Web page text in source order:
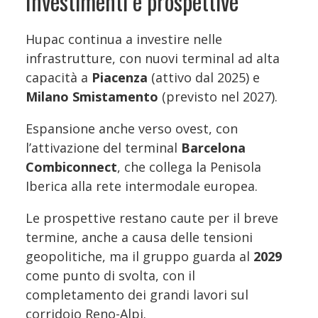
Hupac continua a investire nelle
infrastrutture, con nuovi terminal ad alta
capacità a Piacenza (attivo dal 2025) e
Milano Smistamento (previsto nel 2027).
Espansione anche verso ovest, con
l’attivazione del terminal Barcelona
Combiconnect, che collega la Penisola
Iberica alla rete intermodale europea.
Le prospettive restano caute per il breve
termine, anche a causa delle tensioni
geopolitiche, ma il gruppo guarda al 2029
come punto di svolta, con il
completamento dei grandi lavori sul
corridoio Reno-Alpi.